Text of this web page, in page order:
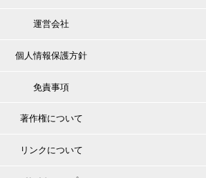
運営会社
個人情報保護方針
免責事項
著作権について
リンクについて